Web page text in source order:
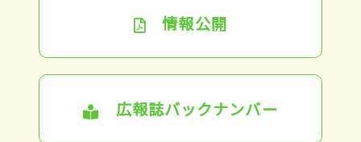
情報公開
広報誌バックナンバー